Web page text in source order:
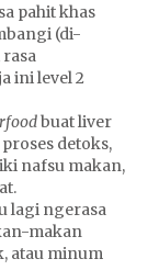
b
a
k
k
a
n
S
l
o
pahit khas
(di-
ini level 2
buat liver
detoks,
nafsu makan,
lagi ngerasa
makan
atau minum